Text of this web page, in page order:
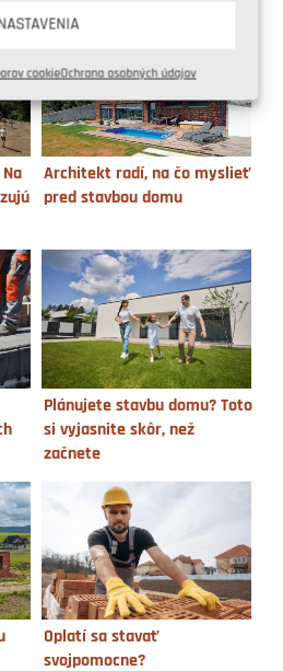
cookieOchrana osobných údajov
Architekt radí, na čo myslieť
pred stavbou domu
Plánujete stavbu domu? Toto
si vyjasnite skôr, než
začnete
Oplatí sa stavať
svojpomocne?